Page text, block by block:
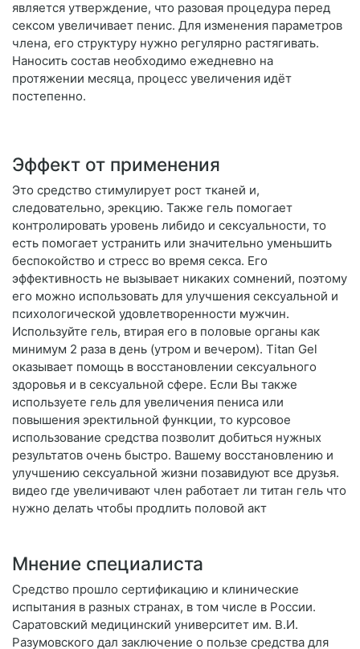
является утверждение, что разовая процедура перед
сексом увеличивает пенис. Для изменения параметров
члена, его структуру нужно регулярно растягивать.
Наносить состав необходимо ежедневно на
протяжении месяца, процесс увеличения идёт
постепенно.
Эффект от применения
Это средство стимулирует рост тканей и,
следовательно, эрекцию. Также гель помогает
контролировать уровень либидо и сексуальности, то
есть помогает устранить или значительно уменьшить
беспокойство и стресс во время секса. Его
эффективность не вызывает никаких сомнений, поэтому
его можно использовать для улучшения сексуальной и
психологической удовлетворенности мужчин.
Используйте гель, втирая его в половые органы как
минимум 2 раза в день (утром и вечером). Titan Gel
оказывает помощь в восстановлении сексуального
здоровья и в сексуальной сфере. Если Вы также
используете гель для увеличения пениса или
повышения эректильной функции, то курсовое
использование средства позволит добиться нужных
результатов очень быстро. Вашему восстановлению и
улучшению сексуальной жизни позавидуют все друзья.
видео где увеличивают член работает ли титан гель что
нужно делать чтобы продлить половой акт
Мнение специалиста
Средство прошло сертификацию и клинические
испытания в разных странах, в том числе в России.
Саратовский медицинский университет им. В.И.
Разумовского дал заключение о пользе средства для